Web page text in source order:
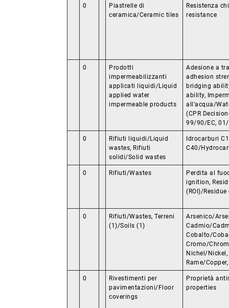
0
Piastrelle di
ceramica/Ceramic tiles
Resistenza
resistance
0
Prodotti
impermeabilizzanti
applicati liquidi/Liquid
applied water
impermeable products
Adesione a
adhesion
bridging
ability,
all'acqua/
(CPR
99/90/EC,
0
Rifiuti liquidi/Liquid
wastes, Rifiuti
solidi/Solid wastes
Idrocarburi
C40/
0 Rifiuti/Wastes
Perdita al
ignition,
(ROI)/
0
Rifiuti/Wastes, Terreni
(1)/Soils (1)
Arsenico/
Cadmio/
Cobalto/
Cromo/
Nichel/
Rame/
0
Rivestimenti per
pavimentazioni/Floor
coverings
Proprietà
properties